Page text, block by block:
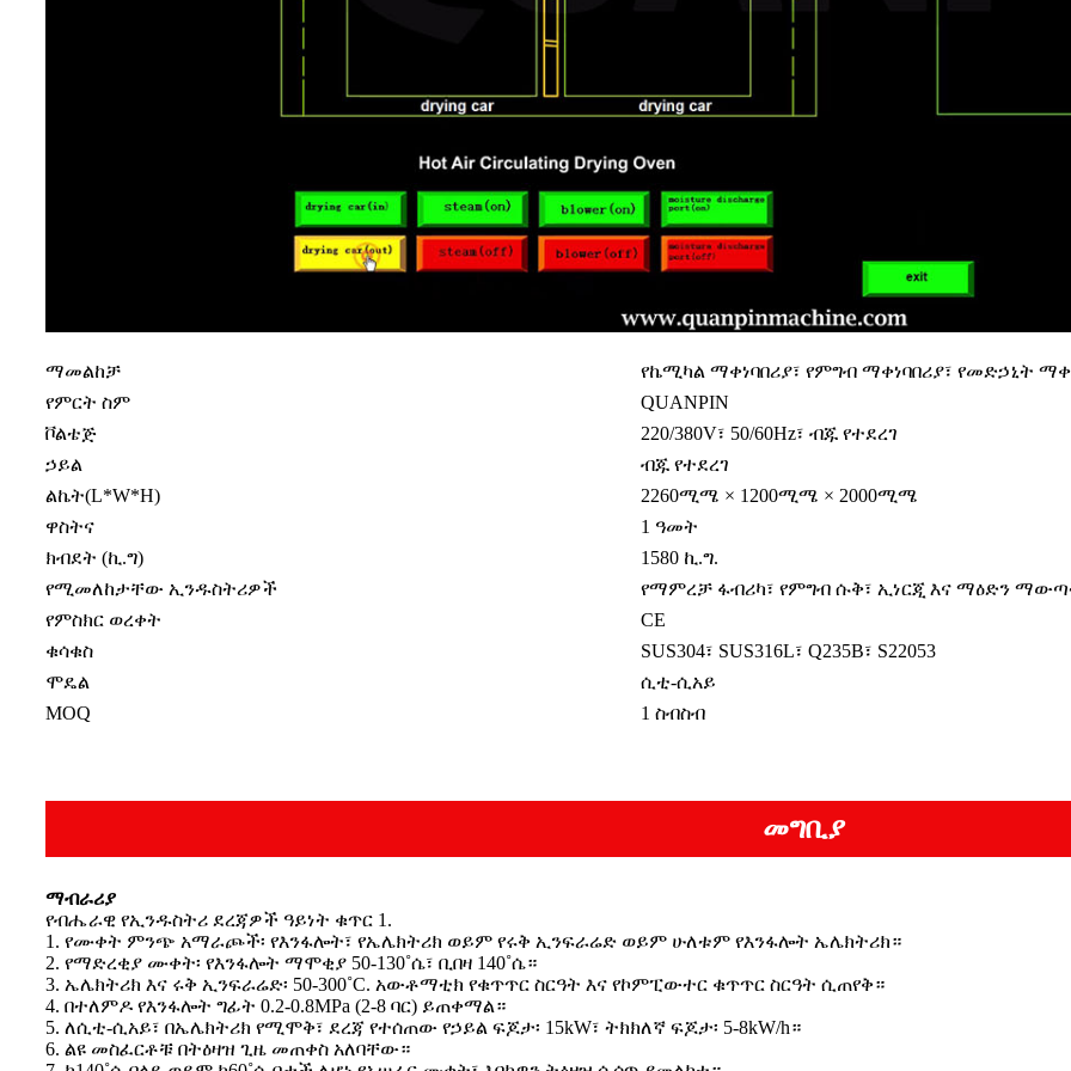
ማመልከቻ
የኬሚካል ማቀነባበሪያ፣ የምግብ ማቀነባበሪያ፣ የመድኃኒት
የምርት ስም
QUANPIN
ቮልቴጅ
220/380V፣ 50/60Hz፣ ብጁ የተደረገ
ኃይል
ብጁ የተደረገ
ልኬት(L*W*H)
2260ሚሜ × 1200ሚሜ × 2000ሚሜ
ዋስትና
1 ዓመት
ክብደት (ኪ.ግ)
1580 ኪ.ግ.
የሚመለከታቸው ኢንዱስትሪዎች
የማምረቻ ፋብሪካ፣ የምግብ ሱቅ፣ ኢነርጂ እና ማዕድን
የምስክር ወረቀት
CE
ቁሳቁስ
SUS304፣ SUS316L፣ Q235B፣ S22053
ሞዴል
ሲቲ-ሲአይ
MOQ
1 ስብስብ
መግቢያ
ማብራሪያ
የብሔራዊ የኢንዱስትሪ ደረጃዎች ዓይነት ቁጥር 1.
1. የሙቀት ምንጭ አማራጮች፡ የእንፋሎት፣ የኤሌክትሪክ ወይም የሩቅ ኢንፍራሬድ ወይም ሁለቱም የእንፋሎት ኤሌክትሪክ።
2. የማድረቂያ ሙቀት፡ የእንፋሎት ማሞቂያ 50-130˚ሴ፣ ቢበዛ 140˚ሴ።
3. ኤሌክትሪክ እና ሩቅ ኢንፍራሬድ፡ 50-300˚C. አውቶማቲክ የቁጥጥር ስርዓት እና የኮምፒውተር ቁጥጥር ስርዓት ሲጠየቅ።
4. በተለምዶ የእንፋሎት ግፊት 0.2-0.8MPa (2-8 ባር) ይጠቀማል።
5. ለሲቲ-ሲአይ፣ በኤሌክትሪክ የሚሞቅ፣ ደረጃ የተሰጠው የኃይል ፍጆታ፡ 15kW፣ ትክክለኛ ፍጆታ፡ 5-8kW/h።
6. ልዩ መስፈርቶቹ በትዕዛዝ ጊዜ መጠቀስ አለባቸው።